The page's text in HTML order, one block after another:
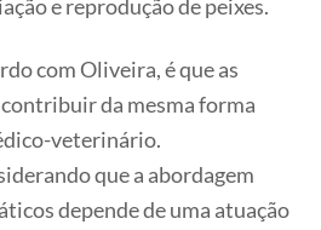
e reprodução de peixes.
com Oliveira, é que as
da mesma forma
veterinário.
que a abordagem
depende de uma atuação